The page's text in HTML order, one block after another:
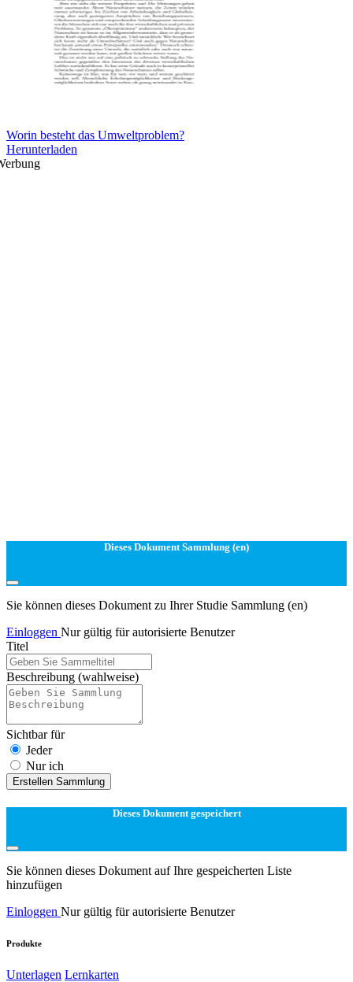
Worin besteht das Umweltproblem?
Herunterladen
Dieses Dokument Sammlung (en)
Sie können dieses Dokument zu Ihrer Studie Sammlung (en)
Einloggen Nur gültig für autorisierte Benutzer
Titel
Beschreibung (wahlweise)
Sichtbar für
Jeder
Nur ich
Erstellen Sammlung
Dieses Dokument gespeichert
Sie können dieses Dokument auf Ihre gespeicherten Liste
hinzufügen
Einloggen Nur gültig für autorisierte Benutzer
Produkte
Unterlagen Lernkarten